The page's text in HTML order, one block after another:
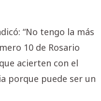
“No tengo la más
10 de Rosario
acierten con el
porque puede ser un